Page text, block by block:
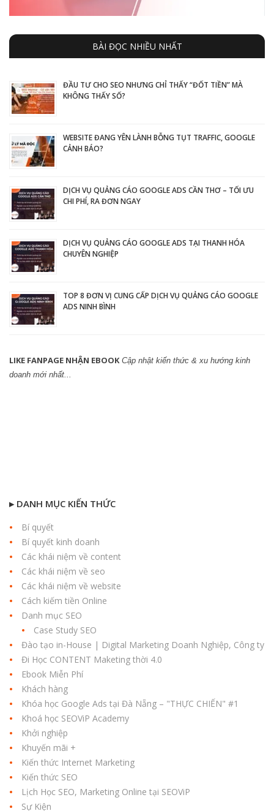
BÀI ĐỌC NHIỀU NHẤT
ĐẦU TƯ CHO SEO NHƯNG CHỈ THẤY “ĐỐT TIỀN” MÀ
KHÔNG THẤY SỐ?
WEBSITE ĐANG YÊN LÀNH BỖNG TỤT TRAFFIC, GOOGLE
CẢNH BÁO?
DỊCH VỤ QUẢNG CÁO GOOGLE ADS CẦN THƠ – TỐI ƯU
CHI PHÍ, RA ĐƠN NGAY
DỊCH VỤ QUẢNG CÁO GOOGLE ADS TẠI THANH HÓA
CHUYÊN NGHIỆP
TOP 8 ĐƠN VỊ CUNG CẤP DỊCH VỤ QUẢNG CÁO GOOGLE
ADS NINH BÌNH
LIKE FANPAGE NHẬN EBOOK Cập nhật kiến thức & xu hướng kinh
doanh mới nhất...
▸ DANH MỤC KIẾN THỨC
Bí quyết
Bí quyết kinh doanh
Các khái niệm về content
Các khái niệm về seo
Các khái niệm về website
Cách kiếm tiền Online
Danh mục SEO
Case Study SEO
Đào tạo in-House | Digital Marketing Doanh Nghiệp, Công ty
Đi Học CONTENT Maketing thời 4.0
Ebook Miễn Phí
Khách hàng
Khóa học Google Ads tại Đà Nẵng – "THỰC CHIẾN" #1
Khoá học SEOViP Academy
Khởi nghiệp
Khuyến mãi +
Kiến thức Internet Marketing
Kiến thức SEO
Lịch Học SEO, Marketing Online tại SEOViP
Sự Kiện